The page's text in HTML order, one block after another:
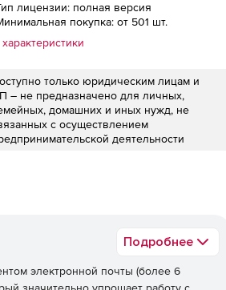
лицензии: полная версия
покупка: от 501 шт.
только юридическим лицам и
– не предназначено для личных,
домашних и иных нужд, не
с осуществлением
деятельности
Подробнее
электронной почты (более 6